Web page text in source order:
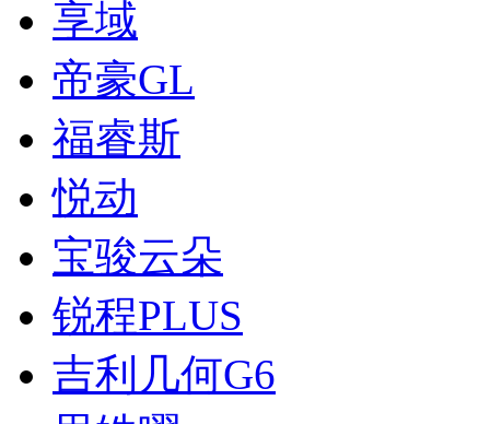
享域
帝豪GL
福睿斯
悦动
宝骏云朵
锐程PLUS
吉利几何G6